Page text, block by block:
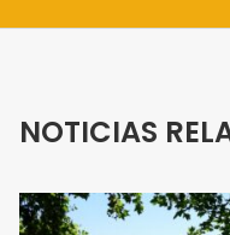
NOTICIAS